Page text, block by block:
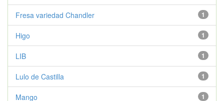
1
Fresa variedad Chandler
1
Higo
1
LIB
1
Lulo de Castilla
1
Mango